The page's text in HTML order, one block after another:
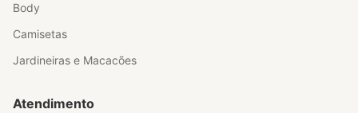
Body
Camisetas
Jardineiras e Macacões
Atendimento